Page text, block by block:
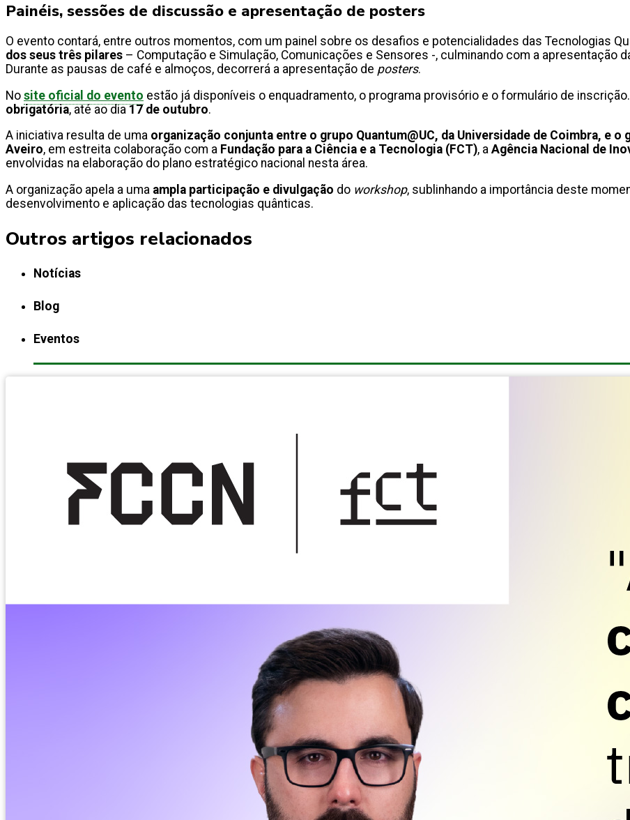
Painéis, sessões de discussão e apresentação de posters
O evento contará, entre outros momentos, com um painel sobre os desafios e potencialidades das Tecnologias
dos seus três pilares – Computação e Simulação, Comunicações e Sensores -, culminando com a apresentação
Durante as pausas de café e almoços, decorrerá a apresentação de posters.
No site oficial do evento estão já disponíveis o enquadramento, o programa provisório e o formulário de
obrigatória, até ao dia17 de outubro.
A iniciativa resulta de uma organização conjunta entre o grupo Quantum@UC, da Universidade de Coimbra, e
Aveiro, em estreita colaboração com a Fundação para a Ciência e a Tecnologia (FCT), a Agência Nacional de
envolvidas na elaboração do plano estratégico nacional nesta área.
A organização apela a uma ampla participação e divulgação do workshop, sublinhando a importância deste
desenvolvimento e aplicação das tecnologias quânticas.
Outros artigos relacionados
Notícias
Blog
Eventos